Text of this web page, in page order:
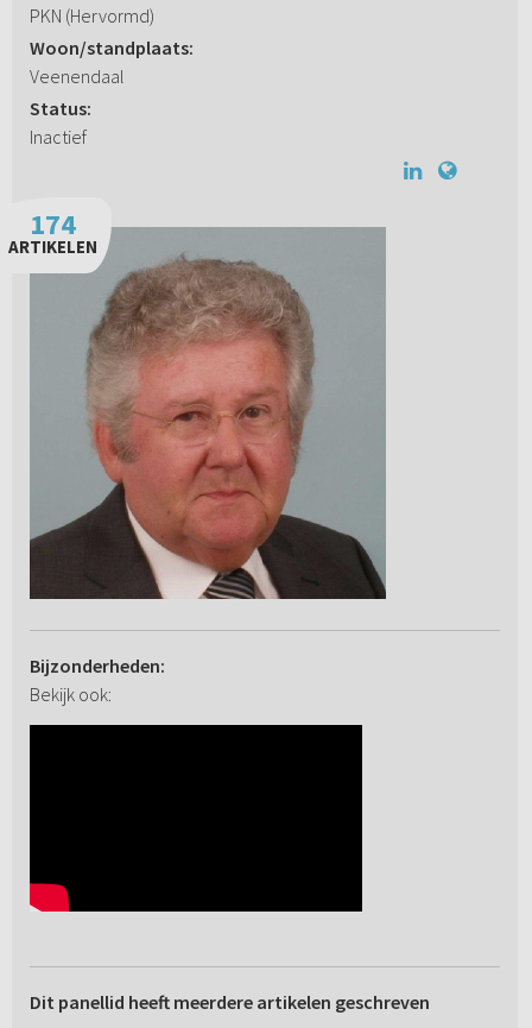
PKN (Hervormd)
Woon/standplaats:
Veenendaal
Status:
Inactief
174
ARTIKELEN
Bijzonderheden:
Bekijk ook:
Dit panellid heeft meerdere artikelen geschreven